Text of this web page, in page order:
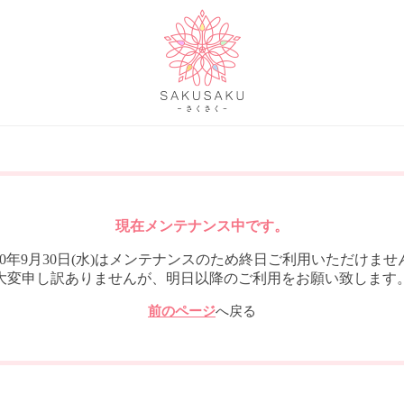
現在メンテナンス中です。
年9月30日(水)はメンテナンスのため終日ご利用いただけませ
変申し訳ありませんが、明日以降のご利用をお願い致します
前のページへ戻る